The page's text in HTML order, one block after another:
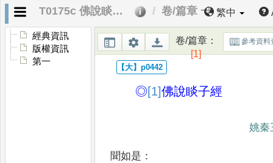
T0175c 佛說睒子經 卷/篇章 一 繁中
經典資訊
版權資訊
第一
卷/篇章：
[1]
參考資料
◎[1]佛說睒子經
姚秦
聞如是 ：